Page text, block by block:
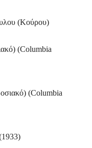
(Κούρου)
(Columbia
(Columbia